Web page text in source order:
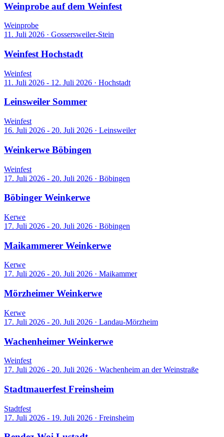
Weinprobe auf dem Weinfest
Weinprobe
11. Juli 2026 · Gossersweiler-Stein
Weinfest Hochstadt
Weinfest
11. Juli 2026 - 12. Juli 2026 · Hochstadt
Leinsweiler Sommer
Weinfest
16. Juli 2026 - 20. Juli 2026 · Leinsweiler
Weinkerwe Böbingen
Weinfest
17. Juli 2026 - 20. Juli 2026 · Böbingen
Böbinger Weinkerwe
Kerwe
17. Juli 2026 - 20. Juli 2026 · Böbingen
Maikammerer Weinkerwe
Kerwe
17. Juli 2026 - 20. Juli 2026 · Maikammer
Mörzheimer Weinkerwe
Kerwe
17. Juli 2026 - 20. Juli 2026 · Landau-Mörzheim
Wachenheimer Weinkerwe
Weinfest
17. Juli 2026 - 20. Juli 2026 · Wachenheim an der Weinstraße
Stadtmauerfest Freinsheim
Stadtfest
17. Juli 2026 - 19. Juli 2026 · Freinsheim